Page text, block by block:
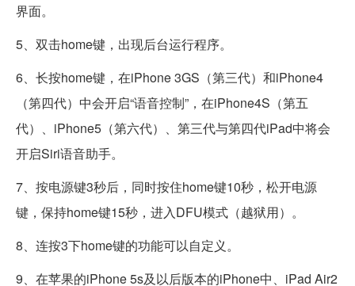
界面。
5、双击home键，出现后台运行程序。
6、长按home键，在iPhone 3GS（第三代）和iPhone4
（第四代）中会开启“语音控制”，在iPhone4S（第五
代）、iPhone5（第六代）、第三代与第四代iPad中将会
开启Siri语音助手。
7、按电源键3秒后，同时按住home键10秒，松开电源
键，保持home键15秒，进入DFU模式（越狱用）。
8、连按3下home键的功能可以自定义。
9、在苹果的iPhone 5s及以后版本的iPhone中、iPad Air2